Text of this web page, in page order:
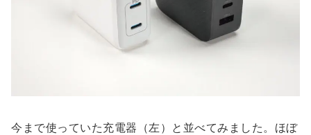
今まで使っていた充電器（左）と並べてみました。ほぼ